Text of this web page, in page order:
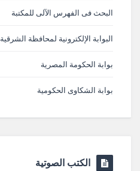
البحث فى الفهرس الآلى للمكتبة
البوابة الإلكترونية لمحافظة الشرقية
بوابة الحكومة المصرية
بوابة الشكاوى الحكومية
الكتب الصوتية